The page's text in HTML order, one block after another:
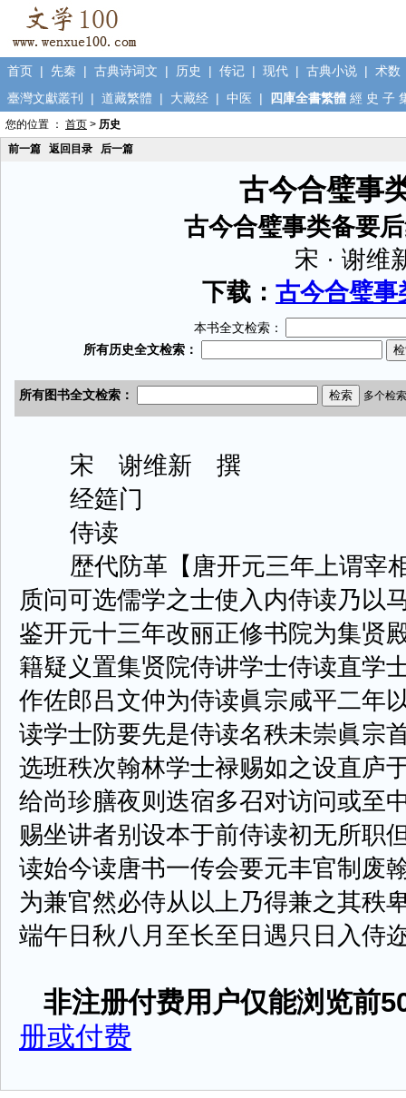
首页 | 先秦 | 古典诗词文 | 历史 | 传记 | 现代 | 古典小说 | 术数
臺灣文獻叢刊
| 道藏繁體 | 大藏经 | 中医 | 四庫全書繁體 經 史 子
您的位置 ： 首页 > 历史
前一篇
返回目录 后一篇
古今合璧事
古今合璧事类备要
宋 · 谢维
下载： 古今合璧
本书全文检索：
宋 谢维新 撰
经筵门
侍读
歴代防革【唐开元三年上谓宰
质问可选儒学之士使入内侍读乃以
鉴开元十三年改丽正修书院为集贤
籍疑义置集贤院侍讲学士侍读直学
作佐郎吕文仲为侍读眞宗咸平二年
读学士防要先是侍读名秩未崇眞宗
选班秩次翰林学士禄赐如之设直庐
给尚珍膳夜则迭宿多召对访问或至
赐坐讲者别设本于前侍读初无所职
读始今读唐书一传会要元丰官制废
为兼官然必侍从以上乃得兼之其秩
端午日秋八月至长至日遇只日入侍
非注册付费用户仅能浏览前
册或付费